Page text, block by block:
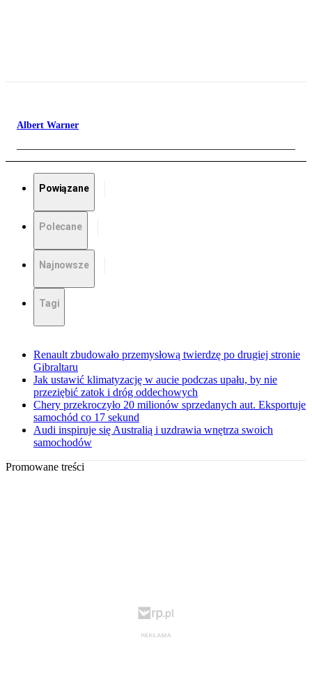
Albert Warner
Powiązane
Polecane
Najnowsze
Tagi
Renault zbudowało przemysłową twierdzę po drugiej stronie
Gibraltaru
Jak ustawić klimatyzację w aucie podczas upału, by nie
przeziębić zatok i dróg oddechowych
Chery przekroczyło 20 milionów sprzedanych aut. Eksportuje
samochód co 17 sekund
Audi inspiruje się Australią i uzdrawia wnętrza swoich
samochodów
Promowane treści